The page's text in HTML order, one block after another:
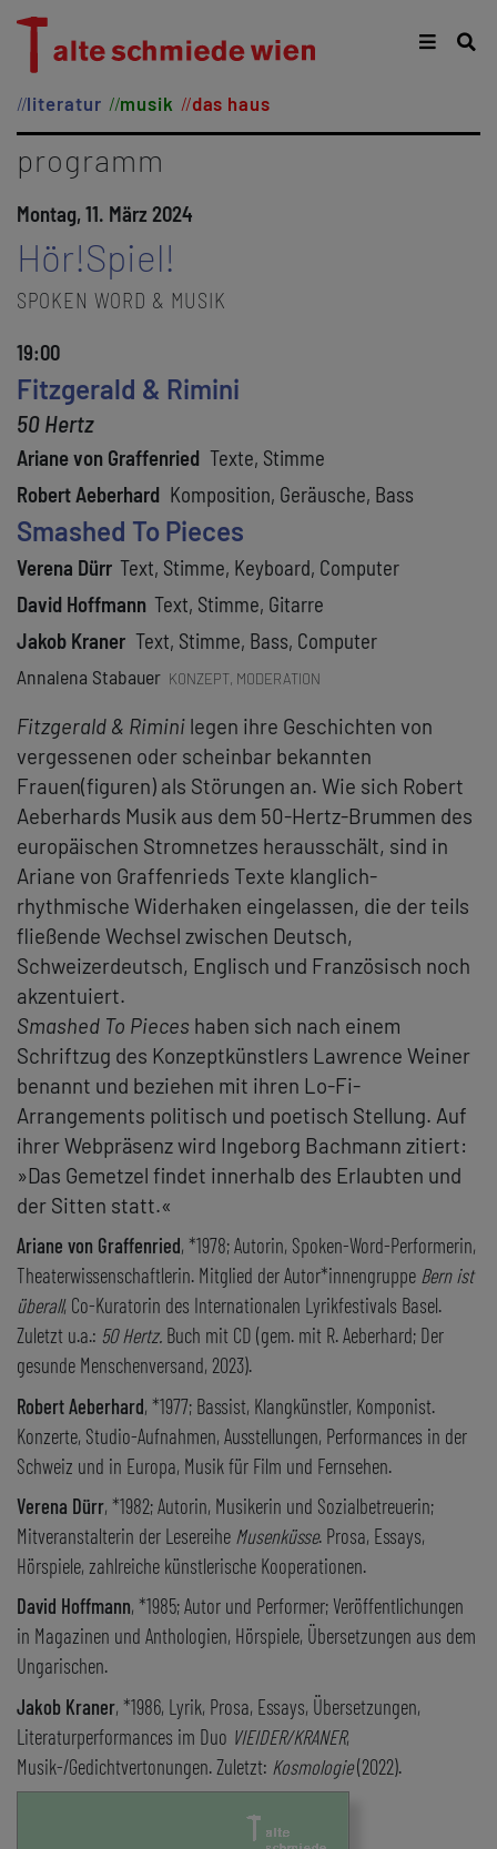
literatur musik das haus
programm
Montag, 11. März 2024
Hör!Spiel!
SPOKEN WORD & MUSIK
19:00
Fitzgerald & Rimini
50 Hertz
Ariane von Graffenried Texte, Stimme
Robert Aeberhard Komposition, Geräusche, Bass
Smashed To Pieces
Verena Dürr Text, Stimme, Keyboard, Computer
David Hoffmann Text, Stimme, Gitarre
Jakob Kraner Text, Stimme, Bass, Computer
Annalena Stabauer KONZEPT, MODERATION
Fitzgerald & Rimini legen ihre Geschichten von
vergessenen oder scheinbar bekannten
Frauen(figuren) als Störungen an. Wie sich Robert
Aeberhards Musik aus dem 50-Hertz-Brummen des
europäischen Stromnetzes herausschält, sind in
Ariane von Graffenrieds Texte klanglich-
rhythmische Widerhaken eingelassen, die der teils
fließende Wechsel zwischen Deutsch,
Schweizerdeutsch, Englisch und Französisch noch
akzentuiert.
Smashed To Pieces haben sich nach einem
Schriftzug des Konzeptkünstlers Lawrence Weiner
benannt und beziehen mit ihren Lo-Fi-
Arrangements politisch und poetisch Stellung. Auf
ihrer Webpräsenz wird Ingeborg Bachmann zitiert:
»Das Gemetzel findet innerhalb des Erlaubten und
der Sitten statt.«
Ariane von Graffenried, *1978; Autorin, Spoken-Word-Performerin,
Theaterwissenschaftlerin. Mitglied der Autor*innengruppe Bern ist
überall, Co-Kuratorin des Internationalen Lyrikfestivals Basel.
Zuletzt u.a.: 50 Hertz. Buch mit CD (gem. mit R. Aeberhard; Der
gesunde Menschenversand, 2023).
Robert Aeberhard, *1977; Bassist, Klangkünstler, Komponist.
Konzerte, Studio-Aufnahmen, Ausstellungen, Performances in der
Schweiz und in Europa, Musik für Film und Fernsehen.
Verena Dürr, *1982; Autorin, Musikerin und Sozialbetreuerin;
Mitveranstalterin der Lesereihe Musenküsse. Prosa, Essays,
Hörspiele, zahlreiche künstlerische Kooperationen.
David Hoffmann, *1985; Autor und Performer; Veröffentlichungen
in Magazinen und Anthologien, Hörspiele, Übersetzungen aus dem
Ungarischen.
Jakob Kraner, *1986, Lyrik, Prosa, Essays, Übersetzungen,
Literaturperformances im Duo VIEIDER/KRANER,
Musik-/Gedichtvertonungen. Zuletzt: Kosmologie(2022).